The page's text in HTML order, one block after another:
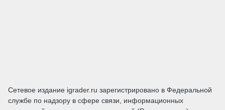
Сетевое издание igrader.ru зарегистрировано в Федеральной
службе по надзору в сфере связи, информационных